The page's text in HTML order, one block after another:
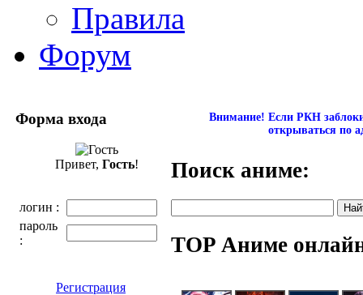
Правила
Форум
Форма входа
Привет, Гость!
логин :
пароль
:
Регистрация
Внимание! Если РКН
открываться по
Поиск аниме:
TOP Аниме